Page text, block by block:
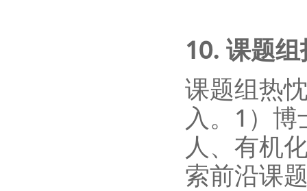
10. 课题组
课题组热
入。 1 ）
人、有机
索前沿课